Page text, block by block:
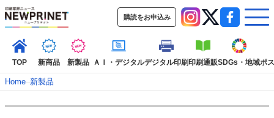
購読をお申込み
TOP 新商品 新製品 ＡＩ・デジタルデジタル印刷印刷通販SDGs・地域ポ
Home–新製品